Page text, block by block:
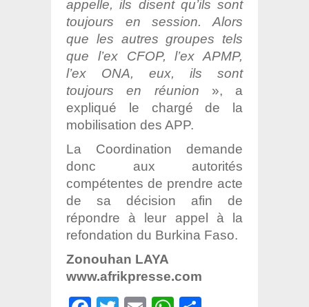
appelle, ils disent qu’ils sont
toujours en session. Alors
que les autres groupes tels
que l’ex CFOP, l’ex APMP,
l’ex ONA, eux, ils sont
toujours en réunion », a
expliqué le chargé de la
mobilisation des APP.
La Coordination demande
donc aux autorités
compétentes de prendre acte
de sa décision afin de
répondre à leur appel à la
refondation du Burkina Faso.
Zonouhan LAYA
www.afrikpresse.com